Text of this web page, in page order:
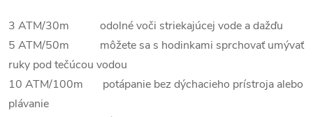
3 ATM/30m odolné voči striekajúcej vode a dažďu
5 ATM/50m môžete sa s hodinkami sprchovať umývať
ruky pod tečúcou vodou
10 ATM/100m potápanie bez dýchacieho prístroja alebo
plávanie